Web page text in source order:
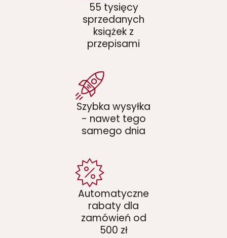
55 tysięcy
sprzedanych
książek z
przepisami
Szybka wysyłka
- nawet tego
samego dnia
Automatyczne
rabaty dla
zamówień od
500 zł